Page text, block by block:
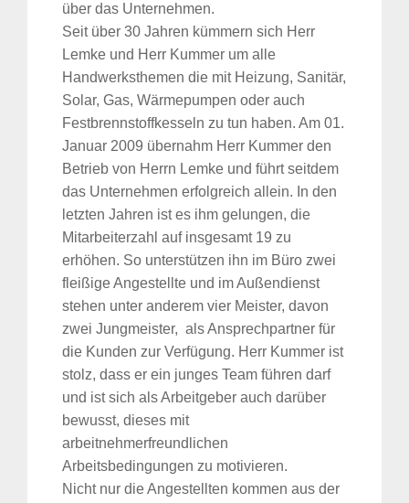
über das Unternehmen.
Seit über 30 Jahren kümmern sich Herr
Lemke und Herr Kummer um alle
Handwerksthemen die mit Heizung, Sanitär,
Solar, Gas, Wärmepumpen oder auch
Festbrennstoffkesseln zu tun haben. Am 01.
Januar 2009 übernahm Herr Kummer den
Betrieb von Herrn Lemke und führt seitdem
das Unternehmen erfolgreich allein. In den
letzten Jahren ist es ihm gelungen, die
Mitarbeiterzahl auf insgesamt 19 zu
erhöhen. So unterstützen ihn im Büro zwei
fleißige Angestellte und im Außendienst
stehen unter anderem vier Meister, davon
zwei Jungmeister, als Ansprechpartner für
die Kunden zur Verfügung. Herr Kummer ist
stolz, dass er ein junges Team führen darf
und ist sich als Arbeitgeber auch darüber
bewusst, dieses mit
arbeitnehmerfreundlichen
Arbeitsbedingungen zu motivieren.
Nicht nur die Angestellten kommen aus der